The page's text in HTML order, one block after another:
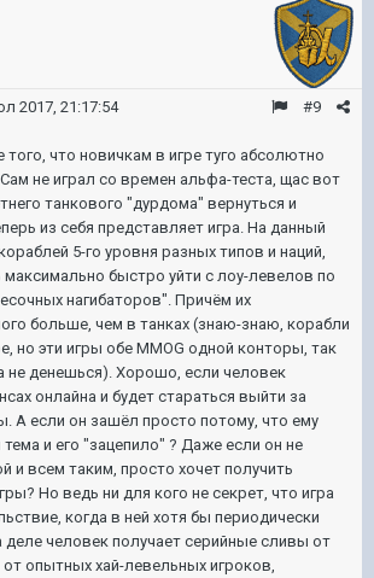
#9
2017, 21:17:54
что новичкам в игре туго абсолютно
не играл со времен альфа-теста, щас вот
танкового "дурдома" вернуться и
из себя представляет игра. На данный
5-го уровня разных типов и наций,
быстро уйти с лоу-левелов по
нагибаторов". Причём их
больше, чем в танках (знаю-знаю, корабли
но эти игры обе MMOG одной конторы, так
не денешься). Хорошо, если человек
онлайна и будет стараться выйти за
А если он зашёл просто потому, что ему
и его "зацепило" ? Даже если он не
и всем таким, просто хочет получить
Но ведь ни для кого не секрет, что игра
когда в ней хотя бы периодически
человек получает серийные сливы от
опытных хай-левельных игроков,